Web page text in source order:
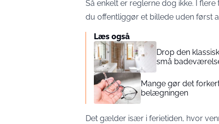
Så enkelt er reglerne dog ikke. I
du offentliggør et billede uden først
Læs også
Drop den
små
Mange gør det
belægningen
Det gælder især i ferietiden, hvor